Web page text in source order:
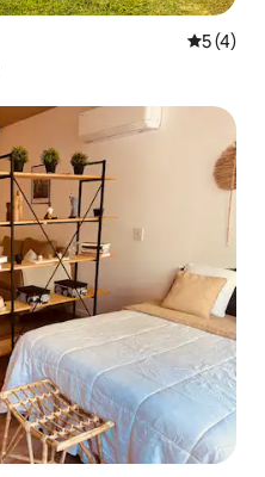
5 de
5 (4)
hóspedes